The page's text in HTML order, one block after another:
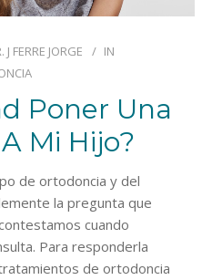
J FERRE JORGE
IN
Poner Una
Mi Hijo?
de ortodoncia y del
la pregunta que
cuando
Para responderla
de ortodoncia